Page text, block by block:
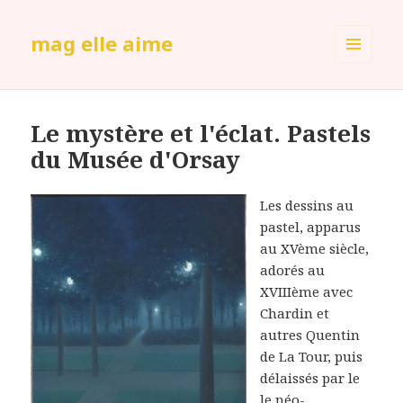
mag elle aime
Le mystère et l'éclat. Pastels
du Musée d'Orsay
Les dessins au
pastel, apparus
au XVème siècle,
adorés au
XVIIIème avec
Chardin et
autres Quentin
de La Tour, puis
délaissés par le